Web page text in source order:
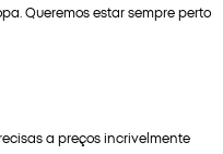
Queremos estar sempre perto
a preços incrivelmente